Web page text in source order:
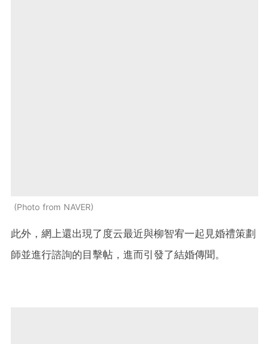
Photo from NAVER
此外，網上還出現了度云最近與柳智宥一起見婚禮策劃
師並進行諮詢的目擊帖，進而引發了結婚傳聞。